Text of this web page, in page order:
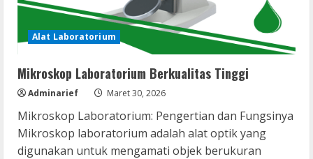
Alat Laboratorium
Mikroskop Laboratorium Berkualitas Tinggi
Adminarief Maret 30, 2026
Mikroskop Laboratorium: Pengertian dan Fungsinya
Mikroskop laboratorium adalah alat optik yang
digunakan untuk mengamati objek berukuran